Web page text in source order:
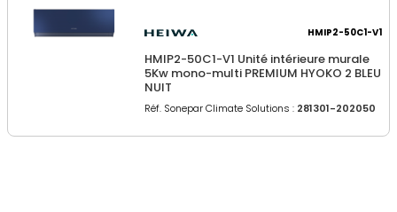
HMIP2-50C1-V1
HMIP2-50C1-V1 Unité intérieure murale
5Kw mono-multi PREMIUM HYOKO 2 BLEU
NUIT
Réf. Sonepar Climate Solutions : 281301-202050